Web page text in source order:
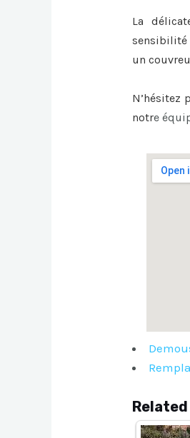
La
sensibilité
un
N’hésitez
notre